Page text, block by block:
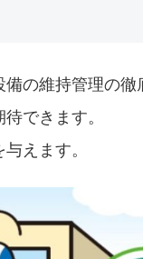
の維持管理の徹
できます。
えます。